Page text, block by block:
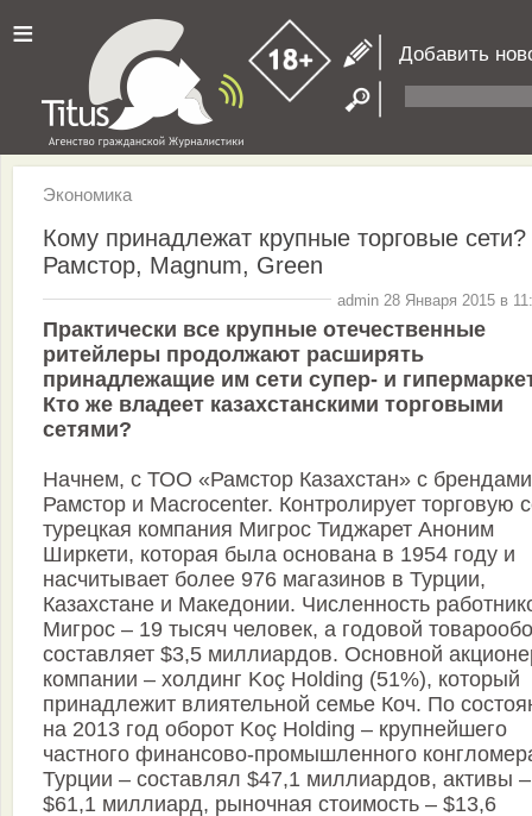
≡ Добавить
Экономика
Кому принадлежат крупные торговые сети?
Рамстор, Magnum, Green
admin 28 Января 2015 в
Практически все крупные отечественные
ритейлеры продолжают расширять
принадлежащие им сети супер- и
Кто же владеет казахстанскими торговыми
сетями?
Начнем, с ТОО «Рамстор Казахстан» с брендами
Рамстор и Macrocenter. Контролирует торговую
турецкая компания Мигрос Тиджарет Аноним
Ширкети, которая была основана в 1954 году и
насчитывает более 976 магазинов в Турции,
Казахстане и Македонии. Численность
Мигрос – 19 тысяч человек, а годовой
составляет $3,5 миллиардов. Основной
компании – холдинг Koç Holding (51%), который
принадлежит влиятельной семье Коч. По
на 2013 год оборот Koç Holding – крупнейшего
частного финансово-промышленного
Турции – составлял $47,1 миллиардов, активы –
$61,1 миллиард, рыночная стоимость – $13,6